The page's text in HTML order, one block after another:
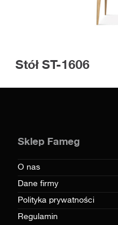
Stół ST-1606
Sklep Fameg
O nas
Dane firmy
Polityka prywatności
Regulamin